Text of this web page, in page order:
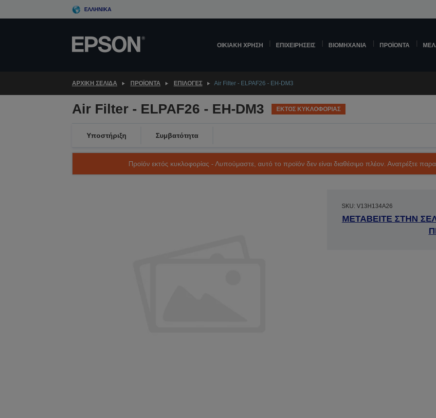
to
ΕΛΛΗΝΙΚΆ
ΟΙΚΙΑΚΉ ΧΡΉΣΗ ΕΠΙΧΕΙΡΉΣΕΙΣ ΒΙΟΜΗΧΑΝΊΑ ΠΡΟΪΌΝΤΑ
ΑΡΧΙΚΗ ΣΕΛΙΔΑ ΠΡΟΪΌΝΤΑ ΕΠΙΛΟΓΈΣ Air Filter - ELPAF26 - EH-DM3
Air Filter - ELPAF26 - EH-DM3 ΕΚΤΟΣ ΚΥΚΛΟΦΟΡΙΑΣ
Υποστήριξη Συμβατότητα
Προϊόν εκτός κυκλοφορίας - Λυπούμαστε, αυτό το προϊόν δεν είναι διαθέσιμο πλέον. Ανατρέξτε
SKU: V13H134A26
ΜΕΤΑΒΕΙΤΕ ΣΤΗΝ